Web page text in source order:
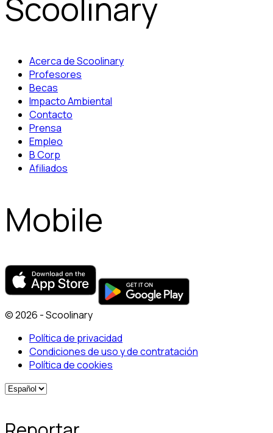
Acerca de Scoolinary
Profesores
Becas
Impacto Ambiental
Contacto
Prensa
Empleo
B Corp
Afiliados
Mobile
© 2026 - Scoolinary
Política de privacidad
Condiciones de uso y de contratación
Política de cookies